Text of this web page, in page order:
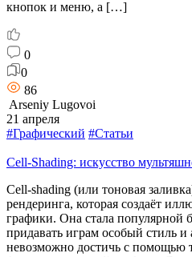
кнопок и меню, а […]
0
0
86
Arseniy Lugovoi
21 апреля
#Графический #Статьи
Cell-Shading: искусство
Cell-shading (или тоновая
рендеринга, которая создаёт
графики. Она стала популярной
придавать играм особый стиль и
невозможно достичь с помощью